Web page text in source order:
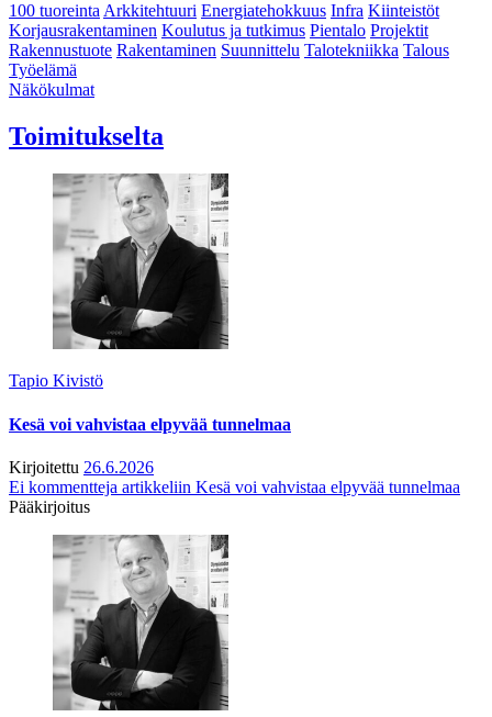
100 tuoreintaArkkitehtuuri Energiatehokkuus Infra Kiinteistöt
Korjausrakentaminen Koulutus ja tutkimus Pientalo Projektit
Rakennustuote Rakentaminen Suunnittelu Talotekniikka Talous
Työelämä
Näkökulmat
Toimitukselta
Tapio Kivistö
Kesä voi vahvistaa elpyvää tunnelmaa
Kirjoitettu 26.6.2026
Ei kommentteja artikkeliin Kesä voi vahvistaa elpyvää tunnelmaa
Pääkirjoitus